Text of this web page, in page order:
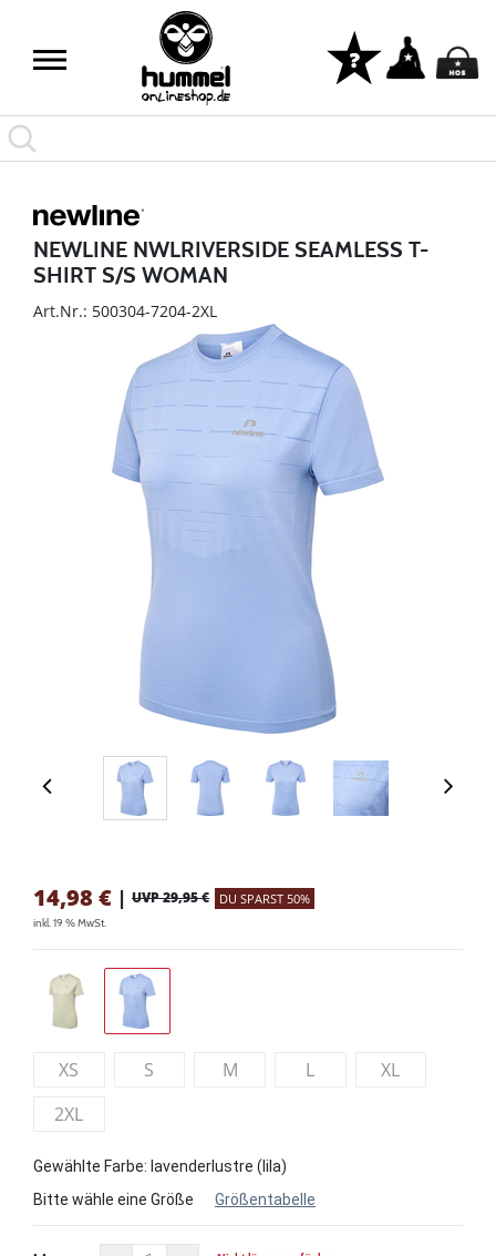
NEWLINE NWLRIVERSIDE SEAMLESS T-
SHIRT S/S WOMAN
Art.Nr.: 500304-7204-2XL
14,98 € | UVP 29,95 € DU SPARST 50%
inkl. 19 % MwSt.
XS S M L
XL
2XL
Gewählte Farbe: lavenderlustre (lila)
Bitte wähle eine Größe
Größentabelle